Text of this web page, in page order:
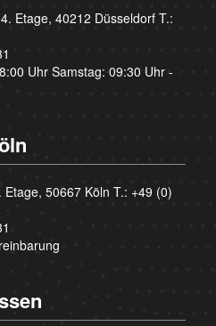
Etage, 40212 Düsseldorf T.:
Uhr Samstag: 09:30 Uhr -
50667 Köln T.: +49 (0)